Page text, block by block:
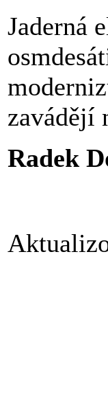
Jaderná
zavádějí
Radek